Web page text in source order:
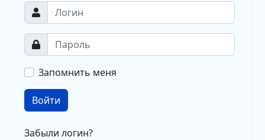
Запомнить меня
Войти
Забыли логин?